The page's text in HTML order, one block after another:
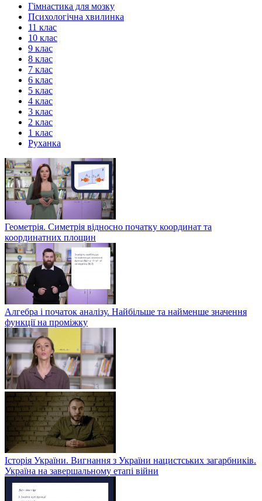
Гімнастика для мозку
Психологічна хвилинка
11 клас
10 клас
9 клас
8 клас
7 клас
6 клас
5 клас
4 клас
3 клас
2 клас
1 клас
Руханка
Геометрія. Симетрія відносно початку координат та
координатних площин
Алгебра і початок аналізу. Найбільше та найменше значення
функції на проміжку
Історія України. Вигнання з України нацистських загарбників.
Україна на завершальному етапі війни